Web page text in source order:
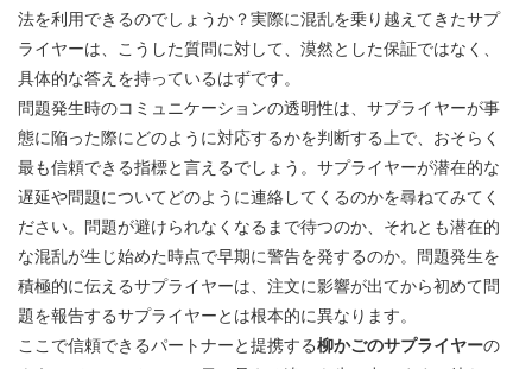
法を利用できるのでしょうか？実際に混乱を乗り越えてきたサプ
ライヤーは、こうした質問に対して、漠然とした保証ではなく、
具体的な答えを持っているはずです。
問題発生時のコミュニケーションの透明性は、サプライヤーが事
態に陥った際にどのように対応するかを判断する上で、おそらく
最も信頼できる指標と言えるでしょう。サプライヤーが潜在的な
遅延や問題についてどのように連絡してくるのかを尋ねてみてく
ださい。問題が避けられなくなるまで待つのか、それとも潜在的
な混乱が生じ始めた時点で早期に警告を発するのか。問題発生を
積極的に伝えるサプライヤーは、注文に影響が出てから初めて問
題を報告するサプライヤーとは根本的に異なります。
ここで信頼できるパートナーと提携する柳かごのサプライヤーの